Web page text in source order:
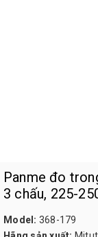
Panme đo
3 chấu, 225-
Model: 368-179